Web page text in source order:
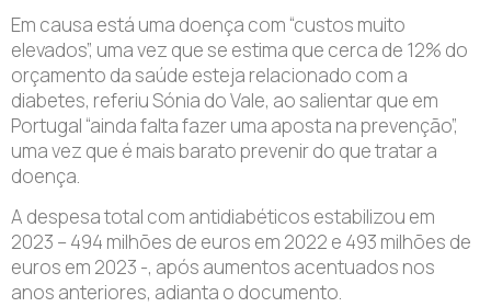
Em causa está uma doença com “custos muito
elevados”, uma vez que se estima que cerca de 12% do
orçamento da saúde esteja relacionado com a
diabetes, referiu Sónia do Vale, ao salientar que em
Portugal “ainda falta fazer uma aposta na prevenção”,
uma vez que é mais barato prevenir do que tratar a
doença.
A despesa total com antidiabéticos estabilizou em
2023 – 494 milhões de euros em 2022 e 493 milhões de
euros em 2023 -, após aumentos acentuados nos
anos anteriores, adianta o documento.